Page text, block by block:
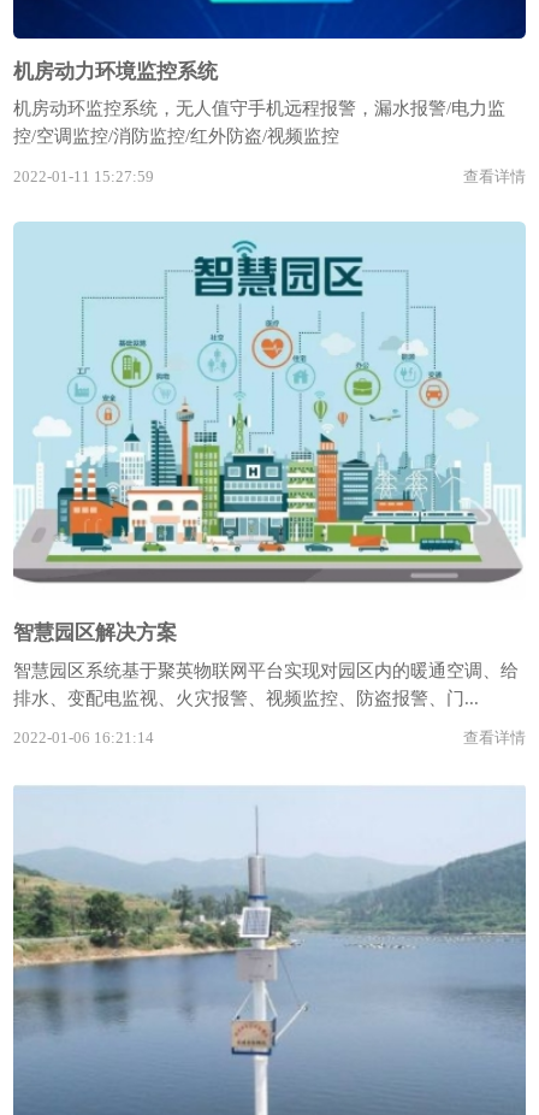
机房动力环境监控系统
机房动环监控系统，无人值守手机远程报警，漏水报警/电力监
控/空调监控/消防监控/红外防盗/视频监控
2022-01-11 15:27:59 查看详情
智慧园区解决方案
智慧园区系统基于聚英物联网平台实现对园区内的暖通空调、给
排水、变配电监视、火灾报警、视频监控、防盗报警、门...
2022-01-06 16:21:14 查看详情